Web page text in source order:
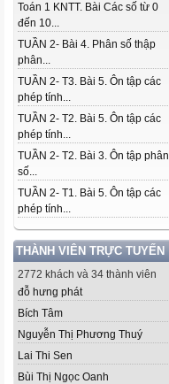
Toán 1 KNTT. Bài Các số từ 0
đến 10...
TUẦN 2- Bài 4. Phân số thập
phân...
TUẦN 2- T3. Bài 5. Ôn tập các
phép tính...
TUẦN 2- T2. Bài 5. Ôn tập các
phép tính...
TUẦN 2- T2. Bài 3. Ôn tập phân
số...
TUẦN 2- T1. Bài 5. Ôn tập các
phép tính...
THÀNH VIÊN TRỰC TUYẾN
2772 khách và 34 thành viên
đỗ hưng phát
Bích Tâm
Nguyễn Thị Phương Thuý
Lai Thi Sen
Bùi Thị Ngọc Oanh